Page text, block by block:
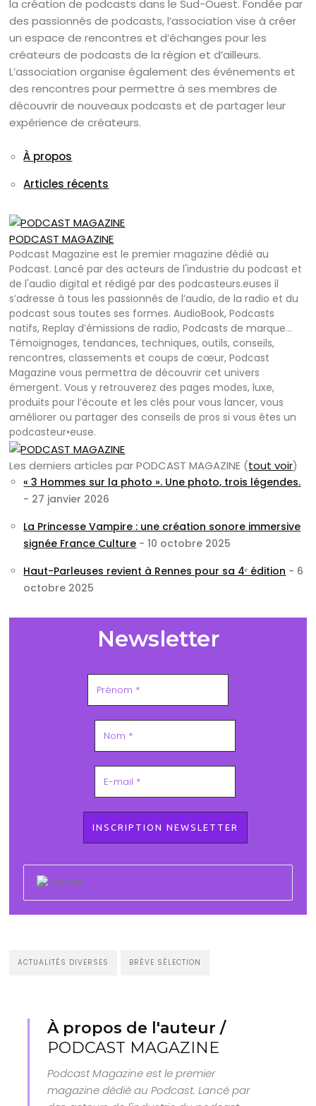
la création de podcasts dans le Sud-Ouest. Fondée par
des passionnés de podcasts, l’association vise à créer
un espace de rencontres et d’échanges pour les
créateurs de podcasts de la région et d’ailleurs.
L’association organise également des événements et
des rencontres pour permettre à ses membres de
découvrir de nouveaux podcasts et de partager leur
expérience de créateurs.
À propos
Articles récents
PODCAST MAGAZINE
Podcast Magazine est le premier magazine dédié au
Podcast. Lancé par des acteurs de l'industrie du podcast et
de l'audio digital et rédigé par des podcasteurs.euses il
s’adresse à tous les passionnés de l’audio, de la radio et du
podcast sous toutes ses formes. AudioBook, Podcasts
natifs, Replay d’émissions de radio, Podcasts de marque…
Témoignages, tendances, techniques, outils, conseils,
rencontres, classements et coups de cœur, Podcast
Magazine vous permettra de découvrir cet univers
émergent. Vous y retrouverez des pages modes, luxe,
produits pour l’écoute et les clés pour vous lancer, vous
améliorer ou partager des conseils de pros si vous êtes un
podcasteur•euse.
Les derniers articles par PODCAST MAGAZINE (tout voir)
« 3 Hommes sur la photo ». Une photo, trois légendes.
- 27 janvier 2026
La Princesse Vampire : une création sonore immersive
signée France Culture - 10 octobre 2025
Haut-Parleuses revient à Rennes pour sa 4ᵉ édition - 6
octobre 2025
Newsletter
ACTUALITÉS DIVERSES BRÈVE SÉLECTION
À propos de l'auteur /
PODCAST MAGAZINE
Podcast Magazine est le premier
magazine dédié au Podcast. Lancé par